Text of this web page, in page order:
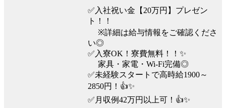
✅入社祝い金【20万円】プレゼン
ト！！
※詳細は給与情報をご確認くださ
い◎
✅入寮OK！寮費無料！！✨
家具・家電・Wi-Fi完備◎
✅未経験スタートで高時給1900～
2850円！👍✨
✅月収例42万円以上可！👍✨